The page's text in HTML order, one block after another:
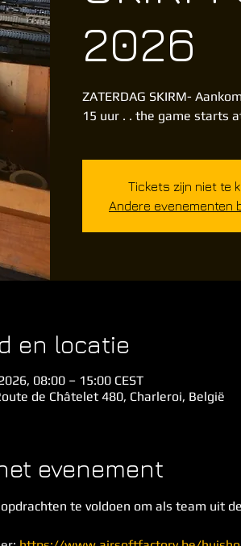
2026
ZATERDAG SKIRM-
15 uur . . the game starts
Tickets zijn niet te
Andere evenementen
en locatie
08:00 – 15:00 CEST
de Châtelet 480, Charleroi, België
evenement
te voldoen om als team uit